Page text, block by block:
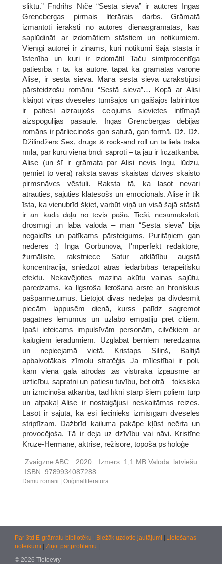
sliktu.” Frīdrihs Nīče “Sestā sieva” ir autores Ingas
Grencbergas pirmais literārais darbs. Grāmatā
izmantoti ieraksti no autores dienasgrāmatas, kas
saplūdināti ar izdomātiem stāstiem un notikumiem.
Vienīgi autorei ir zināms, kuri notikumi šajā stāstā ir
īstenība un kuri ir izdomāti! Taču simtprocentīga
patiesība ir tā, ka autore, tāpat kā grāmatas varone
Alise, ir sestā sieva. Mana sestā sieva uzrakstījusi
pārsteidzošu romānu “Sestā sieva”… Kopā ar Alisi
klaiņot viņas dvēseles tumšajos un gaišajos labirintos
ir patiesi aizraujošs ceļojums sievietes intīmajā
aizspogulijas pasaulē. Ingas Grencbergas debijas
romāns ir pārliecinošs gan saturā, gan formā. Dž. Dž.
Džilindžers Sex, drugs & rock-and roll un tā lielā trakā
mīla, par kuru vienā brīdī saproti – tā jau ir līdzatkarība.
Alise (un šī ir grāmata par Alisi nevis Ingu, lūdzu,
ņemiet to vērā) raksta savas skaistās dzīves skaisto
pirmsnāves vēstuli. Raksta tā, ka lasot nevari
atrauties, sajūties klātesošs un emocionāls. Alise ir tik
īsta, ka vienubrīd šķiet, varbūt viņā un visā šajā stāstā
ir arī kāda daļa no tevis paša. Tieši, nesamāksloti,
drosmīgi un labā valodā – man “Sestā sieva” bija
negaidīts un patīkams pārsteigums. Puritāņiem gan
nederēs :) Inga Gorbunova, I'mperfekt redaktore,
žurnāliste, rakstniece Satur atklātību augstā
koncentrācijā, sniedzot ātras iedarbības terapeitisku
efektu. Nekavējoties mazina akūtu vainas sajūtu,
paredzams, ka ilgstoša lietošana ārstē arī hroniskus
pašpārmetumus. Lietojot divas nedēļas pa divdesmit
piecām lappusēm dienā, kurss palīdz sagremot
pagātnes lēmumus un uzlabo empātiju pret citiem.
Īpaši ieteicams impulsīvām personām, cilvēkiem ar
kaitīgiem ieradumiem. Uzglabāt bērniem neredzamā
un nepieejamā vietā. Kristaps Siliņš, Baltijā
apbalvotākais zīmolu stratēģis Ja mīlestībai ir poli,
kam vienā galā atrodas tās vistīrākā izpausme ar
uzticību, sapratni un patiesu tuvību, bet otrā – toksiska
un iznīcinoša atkarība, tad līkni starp šiem poliem turp
un atpakaļ Alise ir nostaigājusi neskaitāmas reizes.
Lasot ir sajūta, ka esi liecinieks izmisīgam dvēseles
striptīzam. Dažbrīd kailuma pakāpe kļūst neērta un
provocējoša. Tā ir deja uz dzīvību vai nāvi. Kristīne
Krūze-Hermane, aktrise, režisore, topošā psiholoģe
Zvaigzne ABC 2020 Izmērs: 1,1 MB Valoda: latviešu
ISBN: 9789934087288
Dāmu romāni Oriģinālliteratūra
Par 3td E-grāmatu bibliotēku Biežāk uzdotie jautājumi
Lietošanas
noteikumi
Ziņot par problēmu
© 2026 Tietoevry